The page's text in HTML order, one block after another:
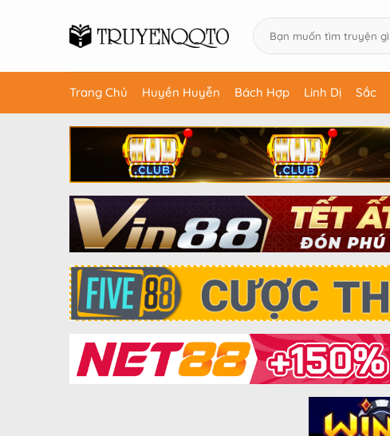
Trang Chủ Huyền Huyễn Bách Hợp Linh Dị Sắc